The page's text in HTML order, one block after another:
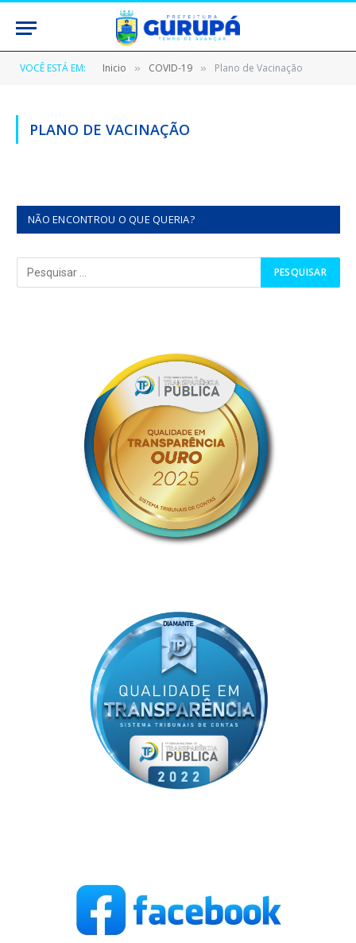
VOCÊ ESTÁ EM: Inicio » COVID-19 » Plano de Vacinação
PLANO DE VACINAÇÃO
NÃO ENCONTROU O QUE QUERIA?